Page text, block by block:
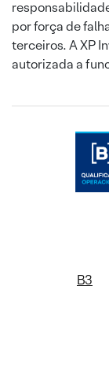
por força de
terceiros. A XP
autorizada a
B3